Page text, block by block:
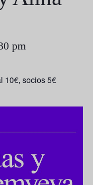
pm
10€, socios 5€